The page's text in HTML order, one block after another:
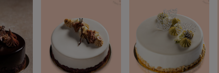
(16) 5.0/5 (76) (23)